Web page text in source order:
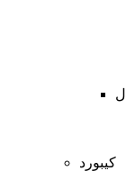
کیبورد